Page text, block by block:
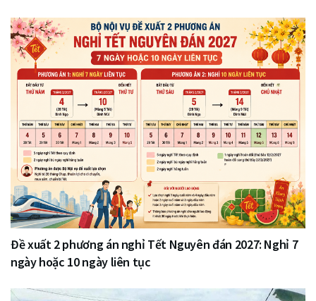
Đề xuất 2 phương án nghỉ Tết Nguyên đán 2027: Nghỉ 7
ngày hoặc 10 ngày liên tục